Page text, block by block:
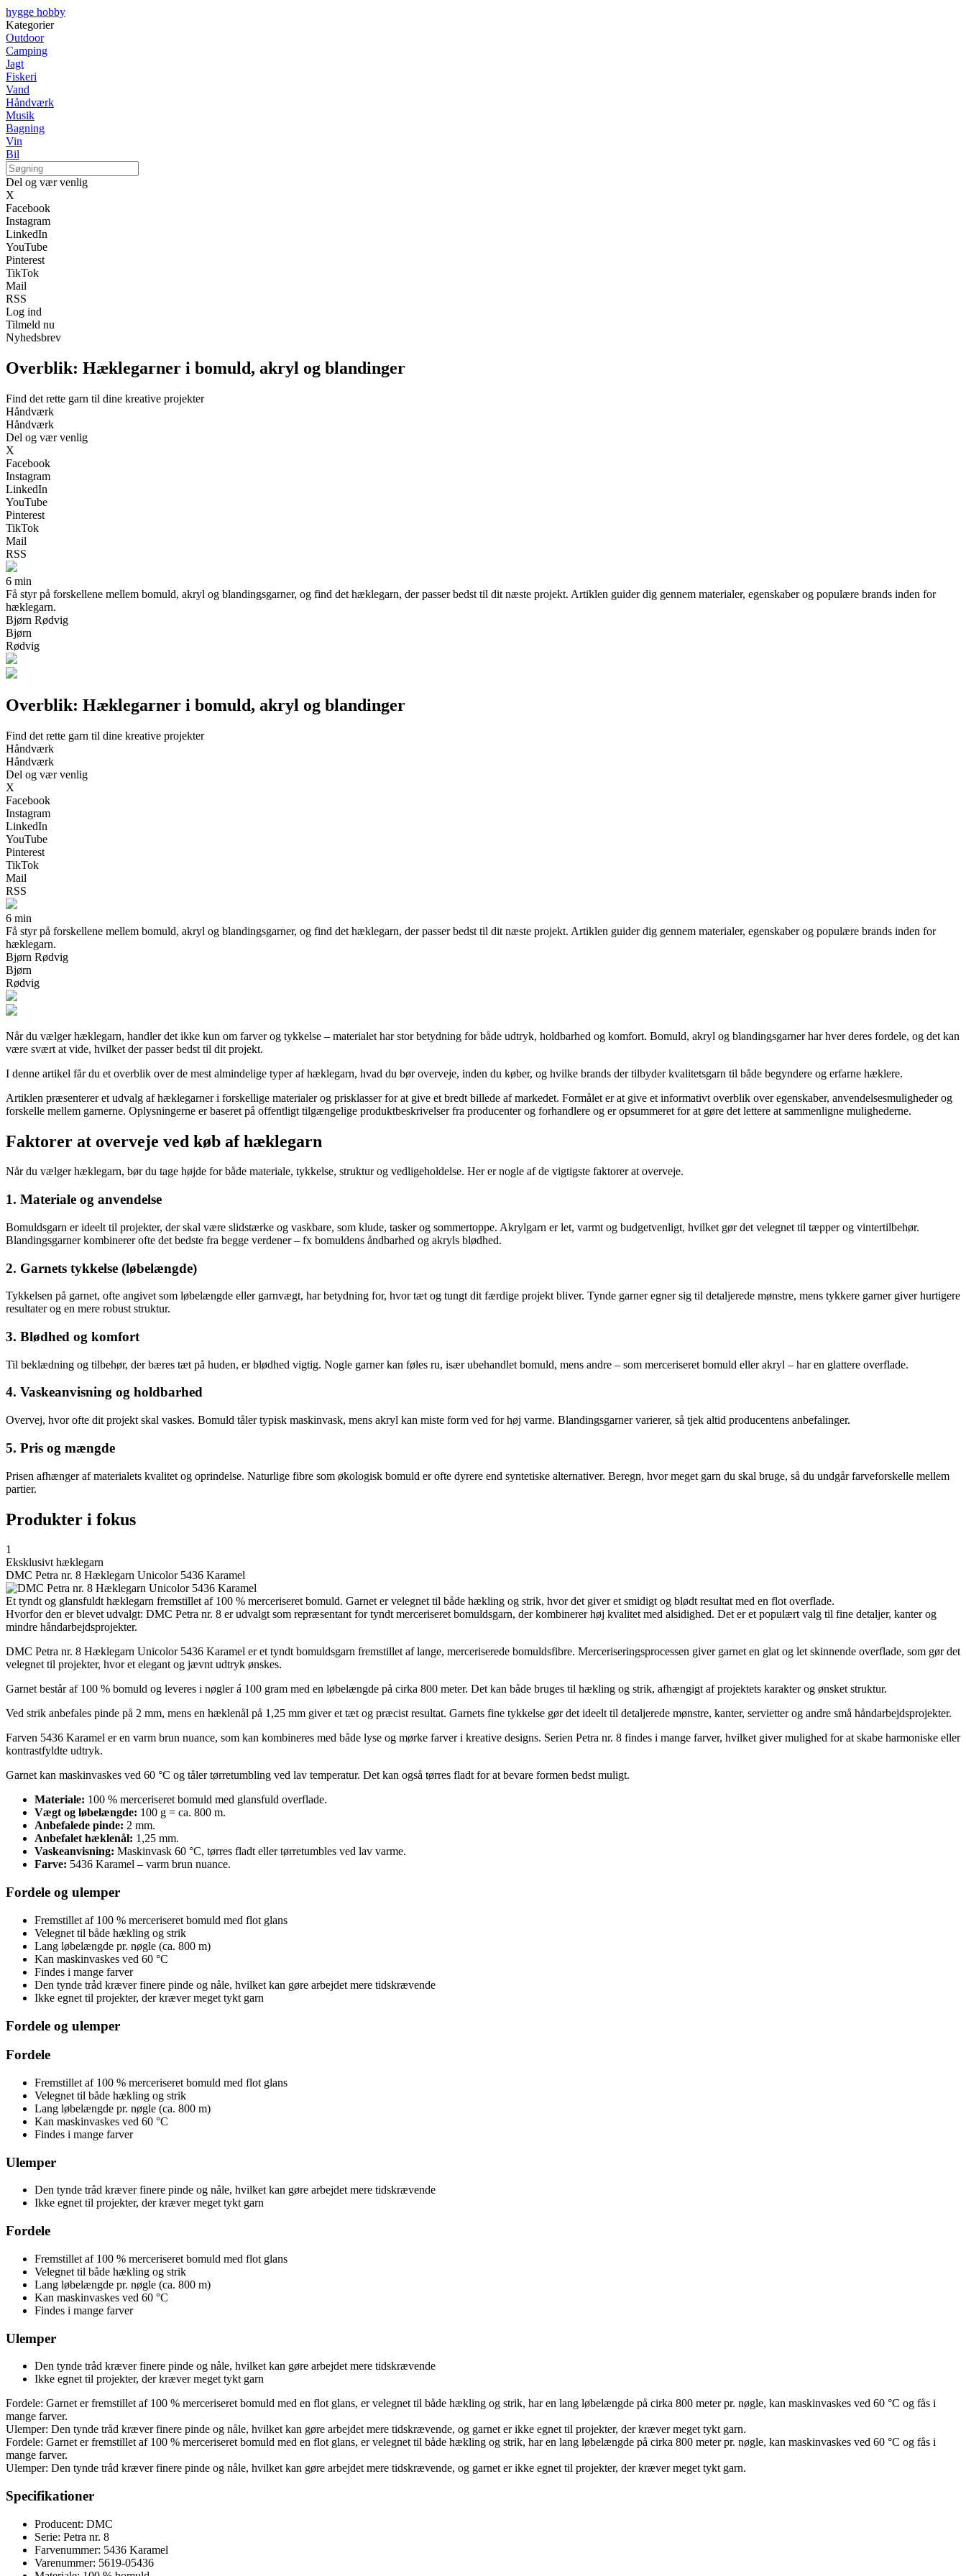
hygge hobby
Kategorier
Outdoor
Camping
Jagt
Fiskeri
Vand
Håndværk
Musik
Bagning
Vin
Bil
Del og vær venlig
X
Facebook
Instagram
LinkedIn
YouTube
Pinterest
TikTok
Mail
RSS
Log ind
Tilmeld nu
Nyhedsbrev
Overblik: Hæklegarner i bomuld, akryl og blandinger
Find det rette garn til dine kreative projekter
Håndværk
Håndværk
Del og vær venlig
X
Facebook
Instagram
LinkedIn
YouTube
Pinterest
TikTok
Mail
RSS
6 min
Få styr på forskellene mellem bomuld, akryl og blandingsgarner, og find det hæklegarn, der passer bedst til dit næste projekt. Artiklen guider dig gennem materialer, egenskaber og populære brands inden for
hæklegarn.
Bjørn Rødvig
Bjørn
Rødvig
Overblik: Hæklegarner i bomuld, akryl og blandinger
Find det rette garn til dine kreative projekter
Håndværk
Håndværk
Del og vær venlig
X
Facebook
Instagram
LinkedIn
YouTube
Pinterest
TikTok
Mail
RSS
6 min
Få styr på forskellene mellem bomuld, akryl og blandingsgarner, og find det hæklegarn, der passer bedst til dit næste projekt. Artiklen guider dig gennem materialer, egenskaber og populære brands inden for
hæklegarn.
Bjørn Rødvig
Bjørn
Rødvig
Når du vælger hæklegarn, handler det ikke kun om farver og tykkelse – materialet har stor betydning for både udtryk, holdbarhed og komfort. Bomuld, akryl og blandingsgarner har hver deres fordele, og det kan
være svært at vide, hvilket der passer bedst til dit projekt.
I denne artikel får du et overblik over de mest almindelige typer af hæklegarn, hvad du bør overveje, inden du køber, og hvilke brands der tilbyder kvalitetsgarn til både begyndere og erfarne hæklere.
Artiklen præsenterer et udvalg af hæklegarner i forskellige materialer og prisklasser for at give et bredt billede af markedet. Formålet er at give et informativt overblik over egenskaber, anvendelsesmuligheder og
forskelle mellem garnerne. Oplysningerne er baseret på offentligt tilgængelige produktbeskrivelser fra producenter og forhandlere og er opsummeret for at gøre det lettere at sammenligne mulighederne.
Faktorer at overveje ved køb af hæklegarn
Når du vælger hæklegarn, bør du tage højde for både materiale, tykkelse, struktur og vedligeholdelse. Her er nogle af de vigtigste faktorer at overveje.
1. Materiale og anvendelse
Bomuldsgarn er ideelt til projekter, der skal være slidstærke og vaskbare, som klude, tasker og sommertoppe. Akrylgarn er let, varmt og budgetvenligt, hvilket gør det velegnet til tæpper og vintertilbehør.
Blandingsgarner kombinerer ofte det bedste fra begge verdener – fx bomuldens åndbarhed og akryls blødhed.
2. Garnets tykkelse (løbelængde)
Tykkelsen på garnet, ofte angivet som løbelængde eller garnvægt, har betydning for, hvor tæt og tungt dit færdige projekt bliver. Tynde garner egner sig til detaljerede mønstre, mens tykkere garner giver hurtigere
resultater og en mere robust struktur.
3. Blødhed og komfort
Til beklædning og tilbehør, der bæres tæt på huden, er blødhed vigtig. Nogle garner kan føles ru, især ubehandlet bomuld, mens andre – som merceriseret bomuld eller akryl – har en glattere overflade.
4. Vaskeanvisning og holdbarhed
Overvej, hvor ofte dit projekt skal vaskes. Bomuld tåler typisk maskinvask, mens akryl kan miste form ved for høj varme. Blandingsgarner varierer, så tjek altid producentens anbefalinger.
5. Pris og mængde
Prisen afhænger af materialets kvalitet og oprindelse. Naturlige fibre som økologisk bomuld er ofte dyrere end syntetiske alternativer. Beregn, hvor meget garn du skal bruge, så du undgår farveforskelle mellem
partier.
Produkter i fokus
1
Eksklusivt hæklegarn
DMC Petra nr. 8 Hæklegarn Unicolor 5436 Karamel
Et tyndt og glansfuldt hæklegarn fremstillet af 100 % merceriseret bomuld. Garnet er velegnet til både hækling og strik, hvor det giver et smidigt og blødt resultat med en flot overflade.
Hvorfor den er blevet udvalgt: DMC Petra nr. 8 er udvalgt som repræsentant for tyndt merceriseret bomuldsgarn, der kombinerer høj kvalitet med alsidighed. Det er et populært valg til fine detaljer, kanter og
mindre håndarbejdsprojekter.
DMC Petra nr. 8 Hæklegarn Unicolor 5436 Karamel er et tyndt bomuldsgarn fremstillet af lange, merceriserede bomuldsfibre. Merceriseringsprocessen giver garnet en glat og let skinnende overflade, som gør det
velegnet til projekter, hvor et elegant og jævnt udtryk ønskes.
Garnet består af 100 % bomuld og leveres i nøgler á 100 gram med en løbelængde på cirka 800 meter. Det kan både bruges til hækling og strik, afhængigt af projektets karakter og ønsket struktur.
Ved strik anbefales pinde på 2 mm, mens en hæklenål på 1,25 mm giver et tæt og præcist resultat. Garnets fine tykkelse gør det ideelt til detaljerede mønstre, kanter, servietter og andre små håndarbejdsprojekter.
Farven 5436 Karamel er en varm brun nuance, som kan kombineres med både lyse og mørke farver i kreative designs. Serien Petra nr. 8 findes i mange farver, hvilket giver mulighed for at skabe harmoniske eller
kontrastfyldte udtryk.
Garnet kan maskinvaskes ved 60 °C og tåler tørretumbling ved lav temperatur. Det kan også tørres fladt for at bevare formen bedst muligt.
Materiale: 100 % merceriseret bomuld med glansfuld overflade.
Vægt og løbelængde: 100 g = ca. 800 m.
Anbefalede pinde: 2 mm.
Anbefalet hæklenål: 1,25 mm.
Vaskeanvisning: Maskinvask 60 °C, tørres fladt eller tørretumbles ved lav varme.
Farve: 5436 Karamel – varm brun nuance.
Fordele og ulemper
Fremstillet af 100 % merceriseret bomuld med flot glans
Velegnet til både hækling og strik
Lang løbelængde pr. nøgle (ca. 800 m)
Kan maskinvaskes ved 60 °C
Findes i mange farver
Den tynde tråd kræver finere pinde og nåle, hvilket kan gøre arbejdet mere tidskrævende
Ikke egnet til projekter, der kræver meget tykt garn
Fordele og ulemper
Fordele
Fremstillet af 100 % merceriseret bomuld med flot glans
Velegnet til både hækling og strik
Lang løbelængde pr. nøgle (ca. 800 m)
Kan maskinvaskes ved 60 °C
Findes i mange farver
Ulemper
Den tynde tråd kræver finere pinde og nåle, hvilket kan gøre arbejdet mere tidskrævende
Ikke egnet til projekter, der kræver meget tykt garn
Fordele
Fremstillet af 100 % merceriseret bomuld med flot glans
Velegnet til både hækling og strik
Lang løbelængde pr. nøgle (ca. 800 m)
Kan maskinvaskes ved 60 °C
Findes i mange farver
Ulemper
Den tynde tråd kræver finere pinde og nåle, hvilket kan gøre arbejdet mere tidskrævende
Ikke egnet til projekter, der kræver meget tykt garn
Fordele: Garnet er fremstillet af 100 % merceriseret bomuld med en flot glans, er velegnet til både hækling og strik, har en lang løbelængde på cirka 800 meter pr. nøgle, kan maskinvaskes ved 60 °C og fås i
mange farver.
Ulemper: Den tynde tråd kræver finere pinde og nåle, hvilket kan gøre arbejdet mere tidskrævende, og garnet er ikke egnet til projekter, der kræver meget tykt garn.
Fordele: Garnet er fremstillet af 100 % merceriseret bomuld med en flot glans, er velegnet til både hækling og strik, har en lang løbelængde på cirka 800 meter pr. nøgle, kan maskinvaskes ved 60 °C og fås i
mange farver.
Ulemper: Den tynde tråd kræver finere pinde og nåle, hvilket kan gøre arbejdet mere tidskrævende, og garnet er ikke egnet til projekter, der kræver meget tykt garn.
Specifikationer
Producent: DMC
Serie: Petra nr. 8
Farvenummer: 5436 Karamel
Varenummer: 5619-05436